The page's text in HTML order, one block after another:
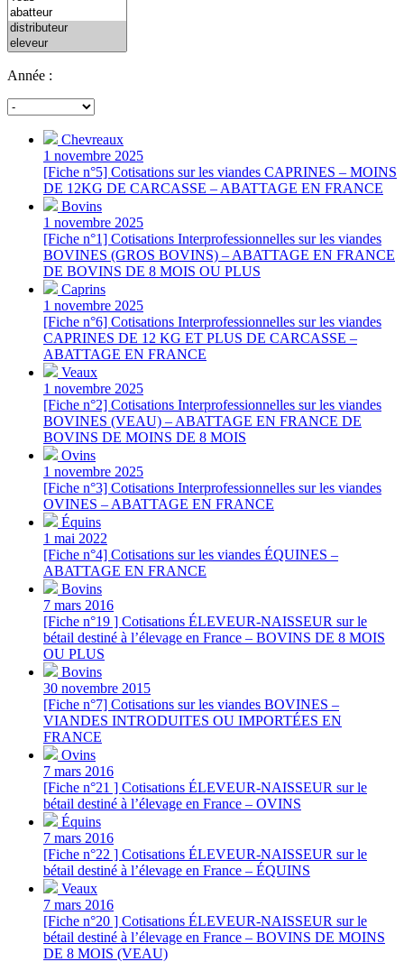
Année :
Chevreaux
1 novembre 2025
[Fiche n°5] Cotisations sur les viandes CAPRINES – MOINS
DE 12KG DE CARCASSE – ABATTAGE EN FRANCE
Bovins
1 novembre 2025
[Fiche n°1] Cotisations Interprofessionnelles sur les viandes
BOVINES (GROS BOVINS) – ABATTAGE EN FRANCE
DE BOVINS DE 8 MOIS OU PLUS
Caprins
1 novembre 2025
[Fiche n°6] Cotisations Interprofessionnelles sur les viandes
CAPRINES DE 12 KG ET PLUS DE CARCASSE –
ABATTAGE EN FRANCE
Veaux
1 novembre 2025
[Fiche n°2] Cotisations Interprofessionnelles sur les viandes
BOVINES (VEAU) – ABATTAGE EN FRANCE DE
BOVINS DE MOINS DE 8 MOIS
Ovins
1 novembre 2025
[Fiche n°3] Cotisations Interprofessionnelles sur les viandes
OVINES – ABATTAGE EN FRANCE
Équins
1 mai 2022
[Fiche n°4] Cotisations sur les viandes ÉQUINES –
ABATTAGE EN FRANCE
Bovins
7 mars 2016
[Fiche n°19 ] Cotisations ÉLEVEUR-NAISSEUR sur le
bétail destiné à l’élevage en France – BOVINS DE 8 MOIS
OU PLUS
Bovins
30 novembre 2015
[Fiche n°7] Cotisations sur les viandes BOVINES –
VIANDES INTRODUITES OU IMPORTÉES EN
FRANCE
Ovins
7 mars 2016
[Fiche n°21 ] Cotisations ÉLEVEUR-NAISSEUR sur le
bétail destiné à l’élevage en France – OVINS
Équins
7 mars 2016
[Fiche n°22 ] Cotisations ÉLEVEUR-NAISSEUR sur le
bétail destiné à l’élevage en France – ÉQUINS
Veaux
7 mars 2016
[Fiche n°20 ] Cotisations ÉLEVEUR-NAISSEUR sur le
bétail destiné à l’élevage en France – BOVINS DE MOINS
DE 8 MOIS (VEAU)